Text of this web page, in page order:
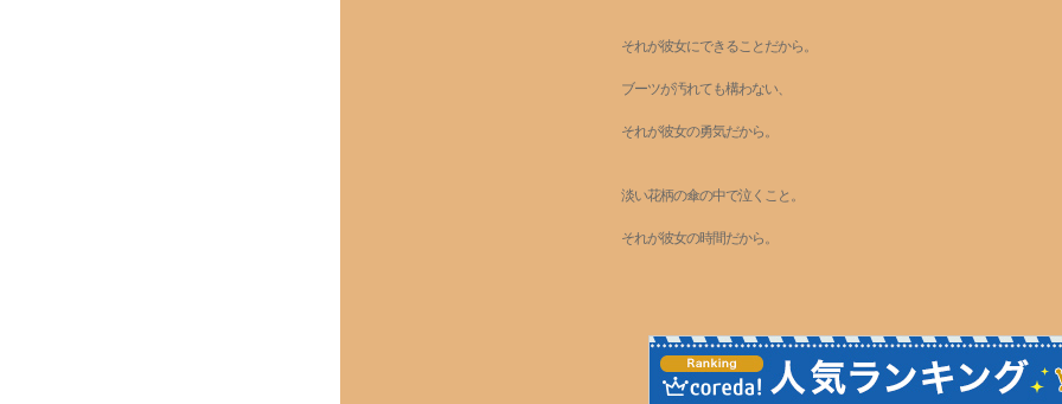
それが彼女にできることだから。
ブーツが汚れても構わない、
それが彼女の勇気だから。
淡い花柄の傘の中で泣くこと。
それが彼女の時間だから。